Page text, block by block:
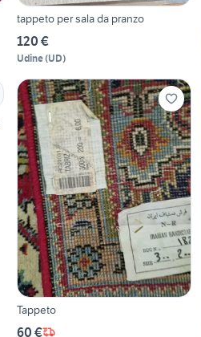
tappeto per sala da pranzo
120 €
Udine(UD)
Tappeto
60 €